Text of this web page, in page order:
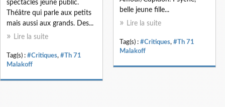
spectacles jeune public.
Théâtre qui parle aux petits
mais aussi aux grands. Des...
Lire la suite
Tag(s) : #Critiques, #Th 71
Malakoff
belle jeune fille...
Lire la suite
Tag(s) : #Critiques, #Th 71
Malakoff